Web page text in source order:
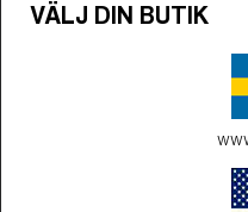
VÄLJ DIN BUTIK